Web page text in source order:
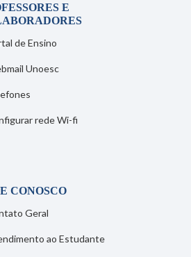
E
de Ensino
Unoesc
rede Wi-fi
CONOSCO
Geral
ao Estudante